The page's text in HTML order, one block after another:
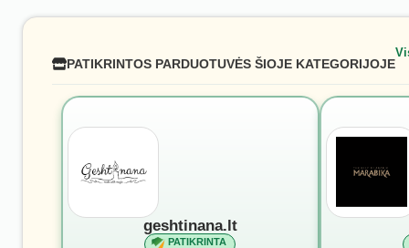
PATIKRINTOS PARDUOTUVĖS ŠIOJE KATEGORIJOJE
geshtinana.lt
PATIKRINTA